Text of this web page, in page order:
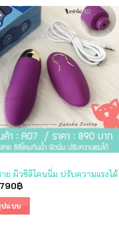
าย ผิวซิลิโคนนิ่ม ปรับความแรงได้
Original
฿.
790฿Current
ปแบบ